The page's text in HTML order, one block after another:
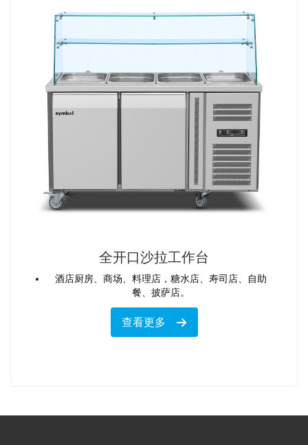
全开口沙拉工作台
酒店厨房、商场、料理店，糖水店、寿司店、自助
餐、披萨店。
查看更多